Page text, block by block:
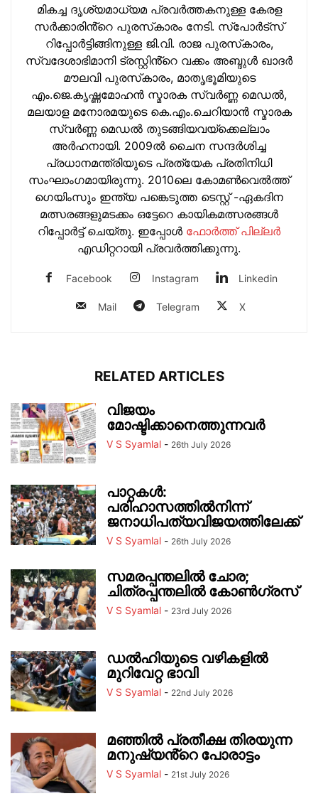
മികച്ച ദൃശ്യമാധ്യമ പ്രവര്‍ത്തകനുള്ള കേരള
സർക്കാരിൻ്റെ പുരസ്‌കാരം നേടി. സ്പോർട്സ്
റിപ്പോർട്ടിങ്ങിനുള്ള ജി.വി. രാജ പുരസ്‌കാരം,
സ്വദേശാഭിമാനി ട്രസ്റ്റിൻ്റെ വക്കം അബ്ദുള്‍ ഖാദര്‍
മൗലവി പുരസ്‌കാരം, മാതൃഭൂമിയുടെ
എം.ജെ.കൃഷ്ണമോഹന്‍ സ്മാരക സ്വര്‍ണ്ണ മെഡല്‍,
മലയാള മനോരമയുടെ കെ.എം.ചെറിയാന്‍ സ്മാരക
സ്വര്‍ണ്ണ മെഡല്‍ തുടങ്ങിയവയ്‌ക്കെല്ലാം
അര്‍ഹനായി. 2009ല്‍ ചൈന സന്ദര്‍ശിച്ച
പ്രധാനമന്ത്രിയുടെ പ്രത്യേക പ്രതിനിധി
സംഘാംഗമായിരുന്നു. 2010ലെ കോമണ്‍വെല്‍ത്ത്
ഗെയിംസും ഇന്ത്യ പങ്കെടുത്ത ടെസ്റ്റ് -ഏകദിന
മത്സരങ്ങളുമടക്കം ഒട്ടേറെ കായികമത്സരങ്ങള്‍
റിപ്പോര്‍ട്ട് ചെയ്തു. ഇപ്പോള്‍ ഫോ‍ർത്ത് പില്ല‍ർ
എഡിറ്ററായി പ്രവ‍ർത്തിക്കുന്നു.
Facebook Instagram Linkedin
Mail Telegram X
RELATED ARTICLES
വിജയം
മോഷ്ടിക്കാനെത്തുന്നവർ
V S Syamlal - 26th July 2026
പാറ്റകൾ:
പരിഹാസത്തിൽനിന്ന്
ജനാധിപത്യവിജയത്തിലേക്ക്
V S Syamlal - 26th July 2026
സമരപ്പന്തലിൽ ചോര;
ചിത്രപ്പന്തലിൽ കോൺഗ്രസ്
V S Syamlal - 23rd July 2026
ഡൽഹിയുടെ വഴികളിൽ
മുറിവേറ്റ ഭാവി
V S Syamlal - 22nd July 2026
മഞ്ഞിൽ പ്രതീക്ഷ തിരയുന്ന
മനുഷ്യൻ്റെ പോരാട്ടം
V S Syamlal - 21st July 2026